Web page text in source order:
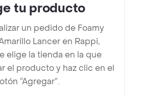
tu producto
un pedido de Foamy
Lancer en Rappi,
elige la tienda en la que
el producto y haz clic en el
“Agregar”.